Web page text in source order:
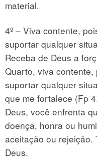
material.
4º – Viva contente,
suportar qualquer
Receba de Deus a
Quarto, viva
suportar qualquer
que me fortalece (Fp
Deus, você enfrenta
doença, honra ou
aceitação ou rejeição.
Deus.